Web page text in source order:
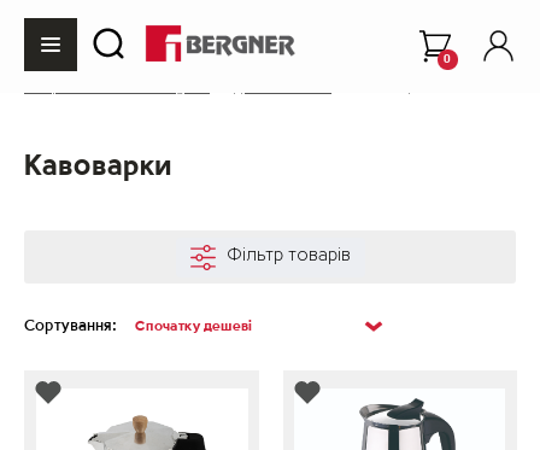
0
Кавоварки
Фільтр товарів
Сортування: